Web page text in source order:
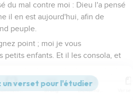
du mal contre moi : Dieu l'a pensé
il en est aujourd'hui, afin de
peuple.
point ; moi je vous
petits enfants. Et il les consola, et
lui et la maison de son père ;
ans. Commentaires Strong